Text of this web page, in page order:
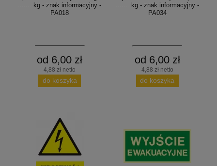
....... kg - znak informacyjny -
PA018
od 6,00 zł
4,88 zł netto
do koszyka
....... kg - znak informacyjny -
PA034
od 6,00 zł
4,88 zł netto
do koszyka